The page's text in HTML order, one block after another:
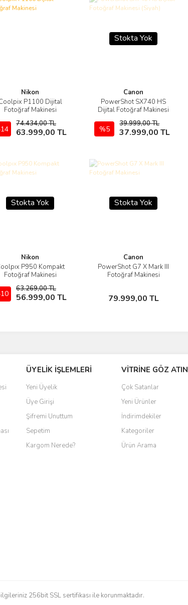
Nikon
P1100 Dijital
Fotoğraf Makinesi
74.434,00 TL
63.999,00 TL
Görüntüle
Sepete Ekle
Stokta Yok
Canon
PowerShot SX740 HS
Dijital Fotoğraf Makinesi
%5
39.999,00 TL
37.999,00 TL
Görüntüle
Stokta Yok
Stokta Yok
Nikon
P950 Kompakt
Fotoğraf Makinesi
63.269,00 TL
56.999,00 TL
Görüntüle
Stokta Yok
Stokta Yok
Canon
PowerShot G7 X Mark III
Fotoğraf Makinesi
79.999,00 TL
Görüntüle
Stokta Yok
ÜYELİK İŞLEMLERİ
Yeni Üyelik
Üye Girişi
Şifremi Unuttum
Sepetim
Kargom Nerede?
VİTRİNE GÖZ ATIN
Çok Satanlar
Yeni Ürünler
İndirimdekiler
Kategoriler
Ürün Arama
256bit SSL sertifikası ile korunmaktadır.